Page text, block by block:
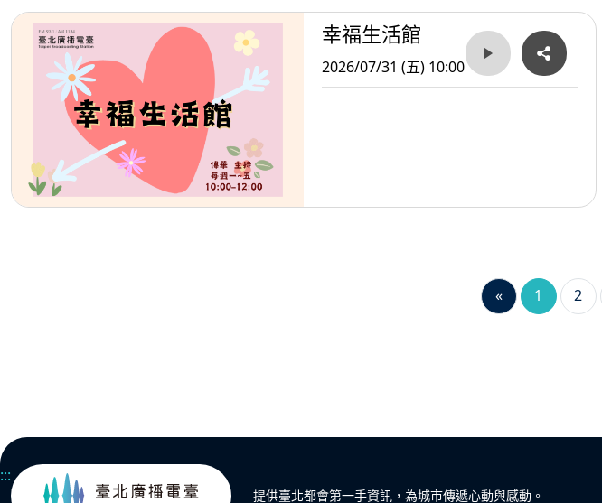
幸福生活館
2026/07/31 (五) 10:00
« 1 2
:::
提供臺北都會第一手資訊，為城市傳遞心動與感動。